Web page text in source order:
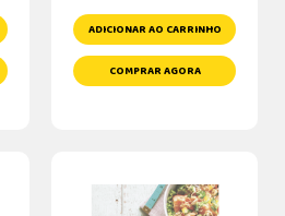
ADICIONAR AO CARRINHO
COMPRAR AGORA